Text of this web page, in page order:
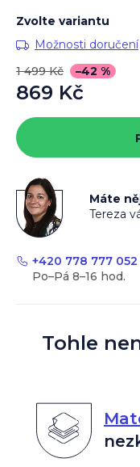
Zvolte variantu
Možnosti doručení
1 499 Kč
–42 %
869 Kč
cena:
Máte
Tereza
+420 778 777 052
Tohle